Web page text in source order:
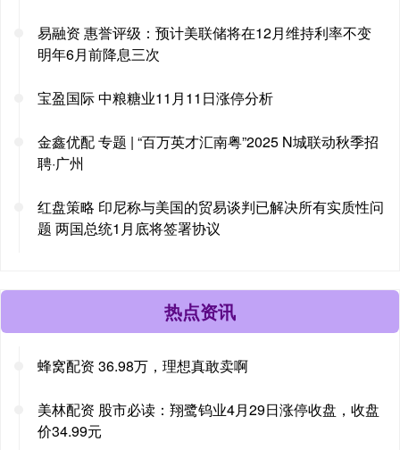
易融资 惠誉评级：预计美联储将在12月维持利率不变
明年6月前降息三次
宝盈国际 中粮糖业11月11日涨停分析
金鑫优配 专题 | “百万英才汇南粤”2025 N城联动秋季招
聘·广州
红盘策略 印尼称与美国的贸易谈判已解决所有实质性问
题 两国总统1月底将签署协议
热点资讯
蜂窝配资 36.98万，理想真敢卖啊
美林配资 股市必读：翔鹭钨业4月29日涨停收盘，收盘
价34.99元